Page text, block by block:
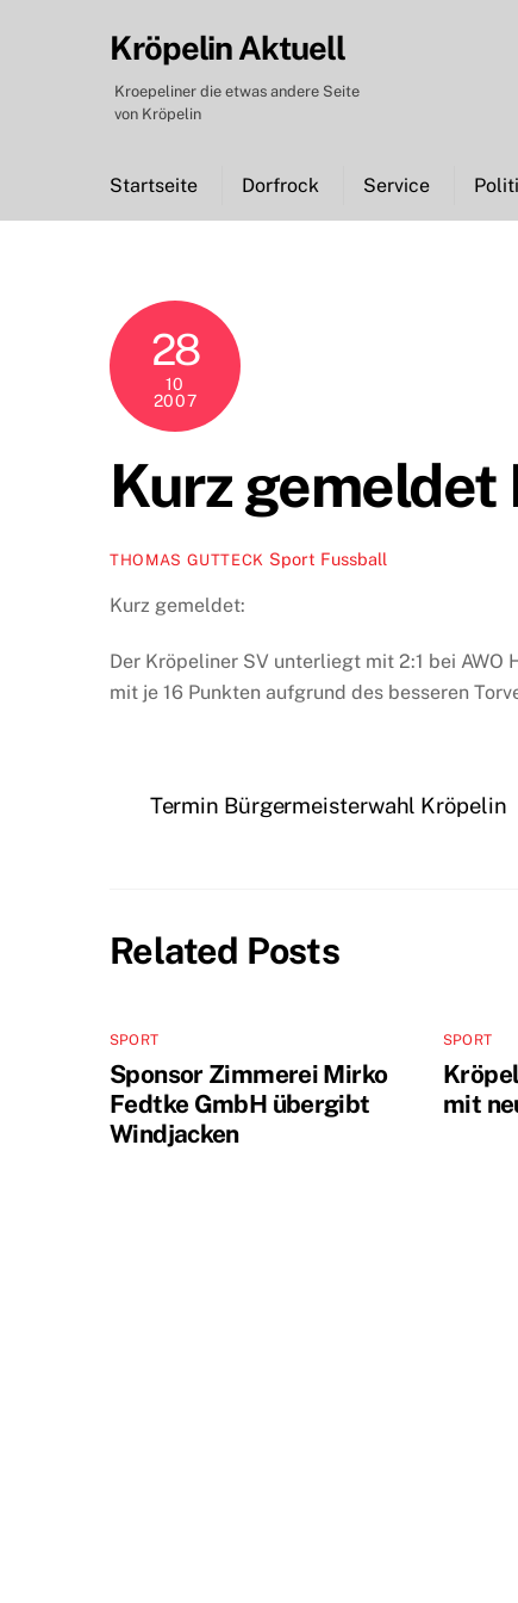
Kröpelin Aktuell
Kroepeliner die etwas andere Seite
von Kröpelin
Startseite Dorfrock Service
28
10
2007
Kurz gemeldet
THOMAS GUTTECK Sport Fussball
Kurz gemeldet:
Der Kröpeliner SV unterliegt mit 2:1 bei
mit je 16 Punkten aufgrund des besseren
Termin Bürgermeisterwahl Kröpelin
Related Posts
SPORT
Sponsor Zimmerei Mirko
Fedtke GmbH übergibt
Windjacken
SPORT
mit